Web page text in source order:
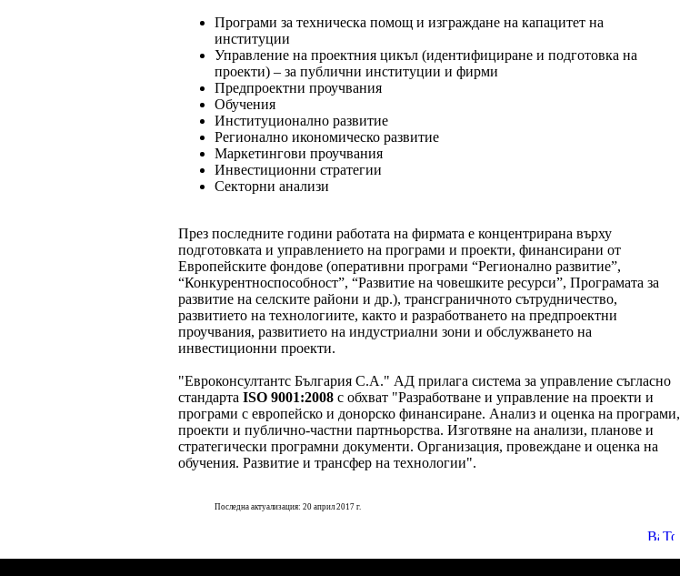
Програми за техническа помощ и изграждане на капацитет на
институции
Управление на проектния цикъл (идентифициране и подготовка на
проекти) – за публични институции и фирми
Предпроектни проучвания
Обучения
Институционално развитие
Регионално икономическо развитие
Маркетингови проучвания
Инвестиционни стратегии
Секторни анализи
През последните години работата на фирмата е концентрирана върху
подготовката и управлението на програми и проекти, финансирани от
Европейските фондове (оперативни програми “Регионално развитие”,
“Конкурентноспособност”, “Развитие на човешките ресурси”, Програмата за
развитие на селските райони и др.), трансграничното сътрудничество,
развитието на технологиите, както и разработването на предпроектни
проучвания, развитието на индустриални зони и обслужването на
инвестиционни проекти.
"Евроконсултантс България С.А." АД прилага система за управление съгласно
стандарта ISO 9001:2008 с обхват "Разработване и управление на проекти и
програми с европейско и донорско финансиране. Анализ и оценка на програми,
проекти и публично-частни партньорства. Изготвяне на анализи, планове и
стратегически програмни документи. Организация, провеждане и оценка на
обучения. Развитие и трансфер на технологии".
Последна актуализация: 20 април 2017 г.